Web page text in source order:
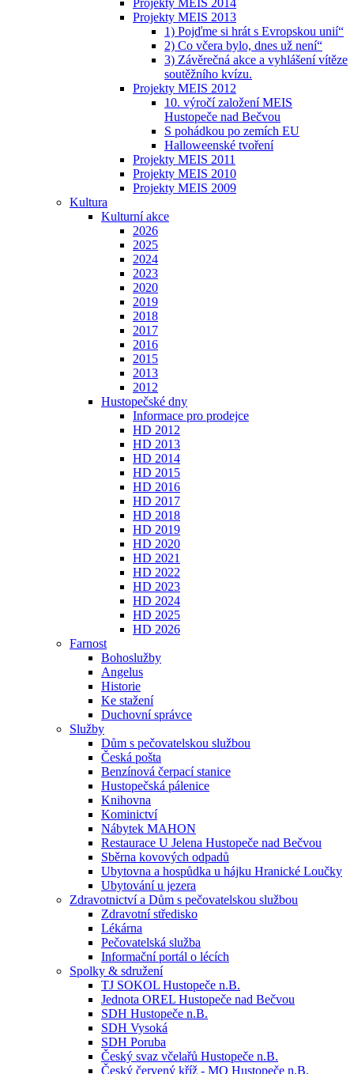
Projekty MEIS 2014
Projekty MEIS 2013
1) Pojďme si hrát s Evropskou unií“
2) Co včera bylo, dnes už není“
3) Závěrečná akce a vyhlášení vítěze
soutěžního kvízu.
Projekty MEIS 2012
10. výročí založení MEIS
Hustopeče nad Bečvou
S pohádkou po zemích EU
Halloweenské tvoření
Projekty MEIS 2011
Projekty MEIS 2010
Projekty MEIS 2009
Kultura
Kulturní akce
2026
2025
2024
2023
2020
2019
2018
2017
2016
2015
2013
2012
Hustopečské dny
Informace pro prodejce
HD 2012
HD 2013
HD 2014
HD 2015
HD 2016
HD 2017
HD 2018
HD 2019
HD 2020
HD 2021
HD 2022
HD 2023
HD 2024
HD 2025
HD 2026
Farnost
Bohoslužby
Angelus
Historie
Ke stažení
Duchovní správce
Služby
Dům s pečovatelskou službou
Česká pošta
Benzínová čerpací stanice
Hustopečská pálenice
Knihovna
Kominictví
Nábytek MAHON
Restaurace U Jelena Hustopeče nad Bečvou
Sběrna kovových odpadů
Ubytovna a hospůdka u hájku Hranické Loučky
Ubytování u jezera
Zdravotnictví a Dům s pečovatelskou službou
Zdravotní středisko
Lékárna
Pečovatelská služba
Informační portál o lécích
Spolky & sdružení
TJ SOKOL Hustopeče n.B.
Jednota OREL Hustopeče nad Bečvou
SDH Hustopeče n.B.
SDH Vysoká
SDH Poruba
Český svaz včelařů Hustopeče n.B.
Český červený kříž - MO Hustopeče n.B.